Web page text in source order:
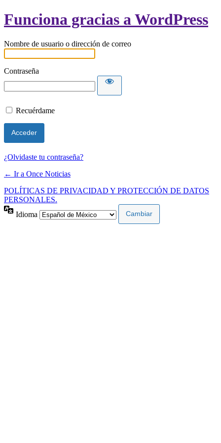
Funciona gracias a WordPress
Nombre de usuario o dirección de correo
Contraseña
Recuérdame
¿Olvidaste tu contraseña?
← Ir a Once Noticias
POLÍTICAS DE PRIVACIDAD Y PROTECCIÓN DE DATOS
PERSONALES.
Idioma